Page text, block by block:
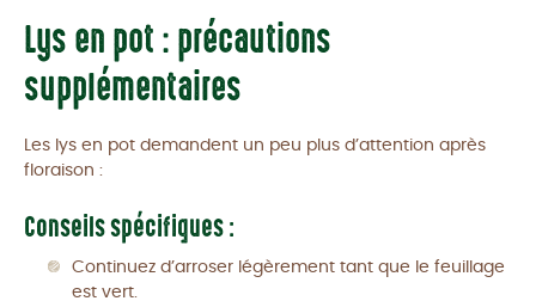
Lys en pot : précautions
supplémentaires
Les lys en pot demandent un peu plus d’attention après
floraison :
Conseils spécifiques :
Continuez d’arroser légèrement tant que le feuillage
est vert.